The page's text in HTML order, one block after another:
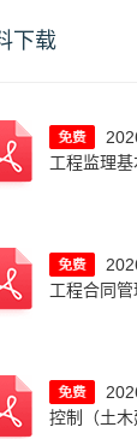
下载
工程监理
工程合同
控制（土